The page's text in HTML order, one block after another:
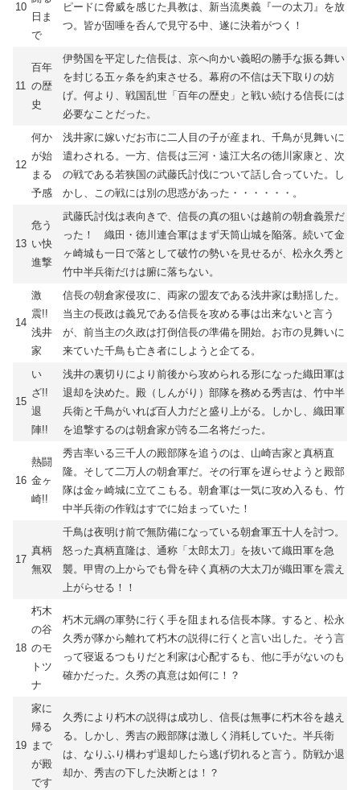
10
日ま
で
ピードに脅威を感じた具教は、新当流奥義『一の太刀』を放
つ。皆が固唾を呑んで見守る中、遂に決着がつく！
11
百年
の歴
史
伊勢国を平定した信長は、京へ向かい義昭の勝手な振る舞い
を封じる五ヶ条を約束させる。幕府の不信は天下取りの妨
げ。何より、戦国乱世「百年の歴史」と戦い続ける信長には
必要なことだった。
12
何か
が始
まる
予感
浅井家に嫁いだお市に二人目の子が産まれ、千鳥が見舞いに
遣わされる。一方、信長は三河・遠江大名の徳川家康と、次
の戦である若狭国の武藤氏討伐について話し合っていた。し
かし、この戦には別の思惑があった・・・・・・。
13
危う
い快
進撃
武藤氏討伐は表向きで、信長の真の狙いは越前の朝倉義景だ
った！ 織田・徳川連合軍はまず天筒山城を陥落。続いて金
ヶ崎城も一日で落として破竹の勢いを見せるが、松永久秀と
竹中半兵衛だけは腑に落ちない。
14
激
震!!
浅井
家
信長の朝倉家侵攻に、両家の盟友である浅井家は動揺した。
当主の長政は義兄である信長を攻める事は出来ないと言う
が、前当主の久政は打倒信長の準備を開始。お市の見舞いに
来ていた千鳥も亡き者にしようと企てる。
15
い
ざ!!
退
陣!!
浅井の裏切りにより前後から攻められる形になった織田軍は
退却を決めた。殿（しんがり）部隊を務める秀吉は、竹中半
兵衛と千鳥がいれば百人力だと盛り上がる。しかし、織田軍
を追撃するのは朝倉家が誇る二名将だった。
16
熱闘
金ヶ
崎!!
秀吉率いる三千人の殿部隊を追うのは、山崎吉家と真柄直
隆。そして二万人の朝倉軍だ。その行軍を遅らせようと殿部
隊は金ヶ崎城に立てこもる。朝倉軍は一気に攻め入るも、竹
中半兵衛の作戦はすでに始まっていた！
17
真柄
無双
千鳥は夜明け前で無防備になっている朝倉軍五十人を討つ。
怒った真柄直隆は、通称「太郎太刀」を抜いて織田軍を急
襲。甲冑の上からでも骨を砕く真柄の大太刀が織田軍を震え
上がらせる！！
18
朽木
の谷
のモ
トツ
ナ
朽木元綱の軍勢に行く手を阻まれる信長本隊。すると、松永
久秀が隊から離れて朽木の説得に行くと言い出した。そう言
って寝返るつもりだと利家は心配するも、他に手がないのも
確かだった。久秀の真意は如何に！？
19
家に
帰る
まで
が殿
です
久秀により朽木の説得は成功し、信長は無事に朽木谷を越え
る。しかし、秀吉の殿部隊は激しく消耗していた。半兵衛
は、なりふり構わず退却したら逃げ切れると言う。防戦か退
却か、秀吉の下した決断とは！？